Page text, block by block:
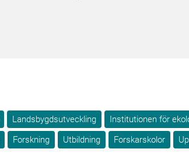
Landsbygdsutveckling
Institutionen för
Forskning Utbildning Forskarskolor